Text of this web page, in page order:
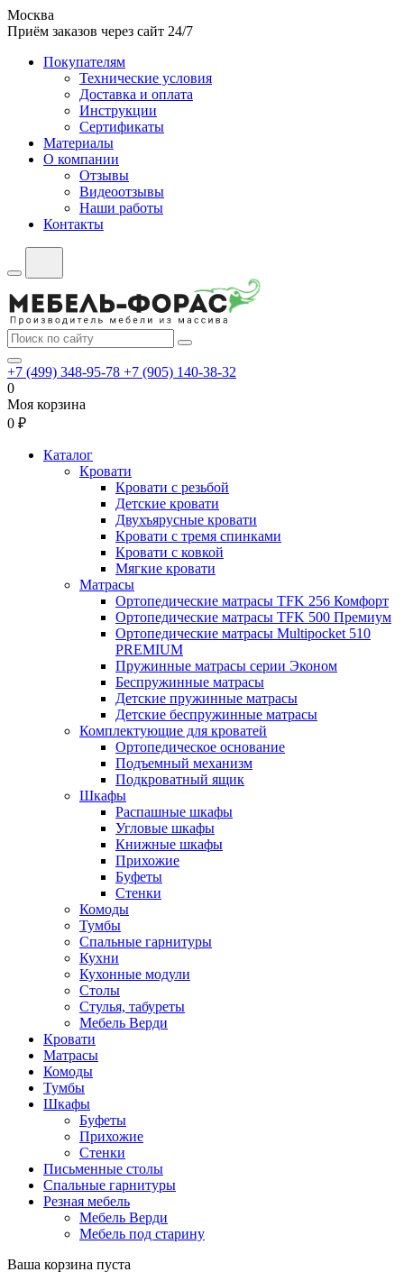
Москва
Приём заказов через сайт 24/7
Покупателям
Технические условия
Доставка и оплата
Инструкции
Сертификаты
Материалы
О компании
Отзывы
Видеоотзывы
Наши работы
Контакты
+7 (499) 348-95-78 +7 (905) 140-38-32
0
Моя корзина
0 ₽
Каталог
Кровати
Кровати с резьбой
Детские кровати
Двухъярусные кровати
Кровати с тремя спинками
Кровати с ковкой
Мягкие кровати
Матрасы
Ортопедические матрасы TFK 256 Комфорт
Ортопедические матрасы TFK 500 Премиум
Ортопедические матрасы Multipocket 510
PREMIUM
Пружинные матрасы серии Эконом
Беспружинные матрасы
Детские пружинные матрасы
Детские беспружинные матрасы
Комплектующие для кроватей
Ортопедическое основание
Подъемный механизм
Подкроватный ящик
Шкафы
Распашные шкафы
Угловые шкафы
Книжные шкафы
Прихожие
Буфеты
Стенки
Комоды
Тумбы
Спальные гарнитуры
Кухни
Кухонные модули
Столы
Стулья, табуреты
Мебель Верди
Кровати
Матрасы
Комоды
Тумбы
Шкафы
Буфеты
Прихожие
Стенки
Письменные столы
Спальные гарнитуры
Резная мебель
Мебель Верди
Мебель под старину
Ваша корзина пуста